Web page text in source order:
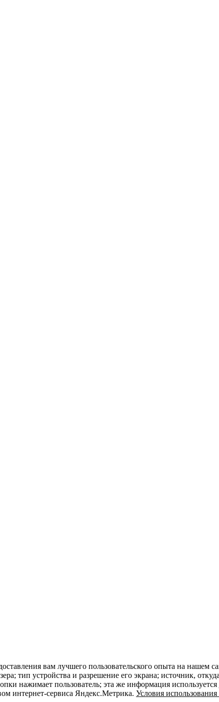
вам лучшего пользовательского опыта на нашем
тип устройства и разрешение его экрана; источник,
нажимает пользователь; эта же информация используется
интернет-сервиса Яндекс.Метрика. Условия